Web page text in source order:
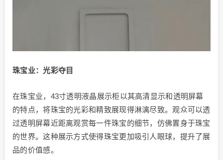
珠宝业：光彩夺目
在珠宝业，43寸透明液晶展示柜以其高清显示和透明屏幕
的特点，将珠宝的光彩和精致展现得淋漓尽致。观众可以透
过透明屏幕近距离观赏每一件珠宝的细节，仿佛置身于珠宝
的世界。这种展示方式使得珠宝更加吸引人眼球，提升了展
品的价值感。